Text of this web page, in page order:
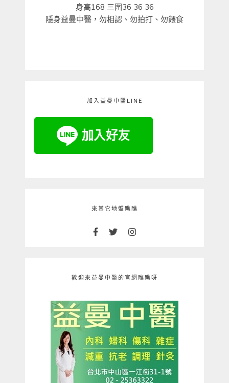
身高168 三圍36 36 36
隱身益曼中醫，勿相認、勿拍打、勿餵食
加入益曼中醫LINE
來其它地盤瞧瞧
歡迎來益曼中醫的官網瞧瞧呀